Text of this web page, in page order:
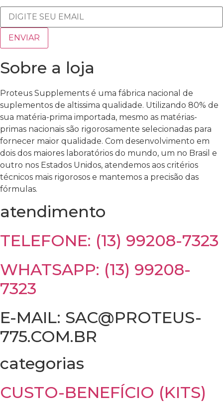
Sobre a loja
Proteus Supplements é uma fábrica nacional de
suplementos de altissima qualidade. Utilizando 80% de
sua matéria-prima importada, mesmo as matérias-
primas nacionais são rigorosamente selecionadas para
fornecer maior qualidade. Com desenvolvimento em
dois dos maiores laboratórios do mundo, um no Brasil e
outro nos Estados Unidos, atendemos aos critérios
técnicos mais rigorosos e mantemos a precisão das
fórmulas.
atendimento
TELEFONE: (13) 99208-7323
WHATSAPP: (13) 99208-
7323
E-MAIL: SAC@PROTEUS-
775.COM.BR
categorias
CUSTO-BENEFÍCIO (KITS)